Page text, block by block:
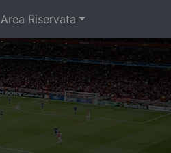
Area Riservata